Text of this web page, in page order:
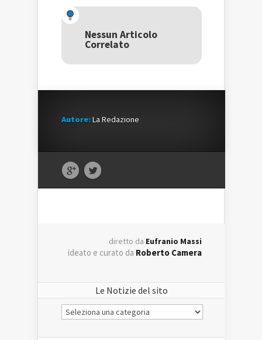
una
nuova
finestra)
nuova
finestra)
una
nuova
Nessun Articolo
Correlato
Autore:La Redazione
diretto da Eufranio Massi
ideato e curato da Roberto Camera
Le Notizie del sito
Le
Notizie